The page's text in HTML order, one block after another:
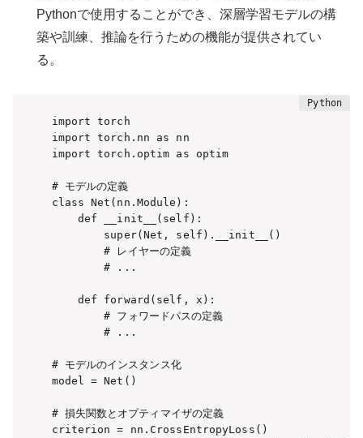
Pythonで使用することができ、深層学習モデルの構
築や訓練、推論を行うための機能が提供されてい
る。
import torch
import torch.nn as nn
import torch.optim as optim
# モデルの定義
class Net(nn.Module):
    def __init__(self):
        super(Net, self).__init__()
        # レイヤーの定義
        # ...
    def forward(self, x):
        # フォワードパスの定義
        # ...
# モデルのインスタンス化
model = Net()
# 損失関数とオプティマイザの定義
criterion = nn.CrossEntropyLoss()